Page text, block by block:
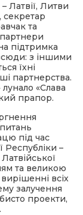
Латвії, Литви
секретар
та
підтримка
з іншими
їхні
партнерства.
«Слава
прапор.
під час
Республіки –
та великою
всіх
залучення
проекти,